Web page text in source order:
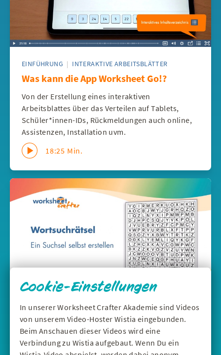
Cookie-Einstellungen
In unserer Worksheet Crafter Akademie sind Videos
von unserem Video-Hoster Wistia eingebunden.
Beim Anschauen dieser Videos wird eine
Verbindung zu Wistia aufgebaut. Wenn Du ein
EINFÜHRUNG | INTERAKTIVE ARBEITSBLÄTTER
Was kann die App Worksheet Go!?
Von der Erstellung eines interaktiven
Arbeitsblattes über das Verteilen auf Tablets,
Schüler*innen-IDs, Rückmeldungen auch online,
Assistenzen, Installation uvm.
18:25 Min.
DEUTSCH | WERKZEUGE
Wortsuchrätsel selbst erstellen - Suchsel
im Worksheet Crafter